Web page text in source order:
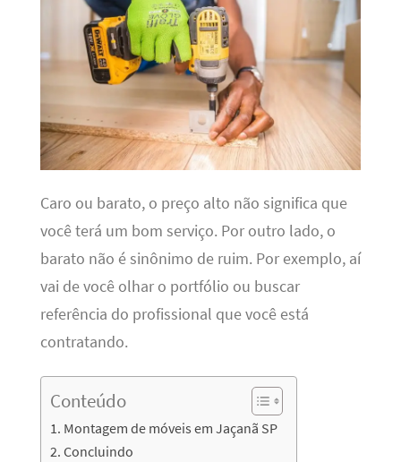
Caro ou barato, o preço alto não significa que
você terá um bom serviço. Por outro lado, o
barato não é sinônimo de ruim. Por exemplo, aí
vai de você olhar o portfólio ou buscar
referência do profissional que você está
contratando.
Conteúdo
Montagem de móveis em Jaçanã SP
Concluindo